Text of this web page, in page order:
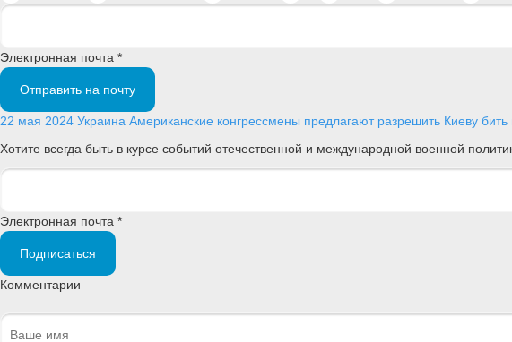
Электронная почта *
Отправить на почту
22 мая 2024 Украина Американские конгрессмены предлагают разрешить Киеву бить
Хотите всегда быть в курсе событий отечественной и международной военной
Электронная почта *
Подписаться
Комментарии